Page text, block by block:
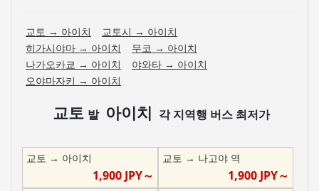
교토 → 아이치 교토시 → 아이치
히가시야마 → 아이치 무코 → 아이치
나가오카쿄 → 아이치 야와타 → 아이치
오야마자키 → 아이치
교토 발 아이치 각 지역행 버스 최저가
교토 → 아이치
1,900JPY～
교토 → 나고야 역
1,900 JPY～